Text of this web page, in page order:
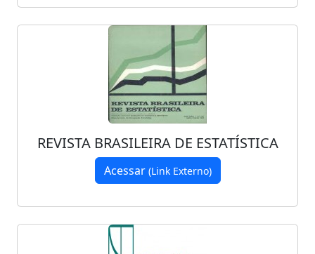
REVISTA BRASILEIRA DE ESTATÍSTICA
Acessar (Link Externo)